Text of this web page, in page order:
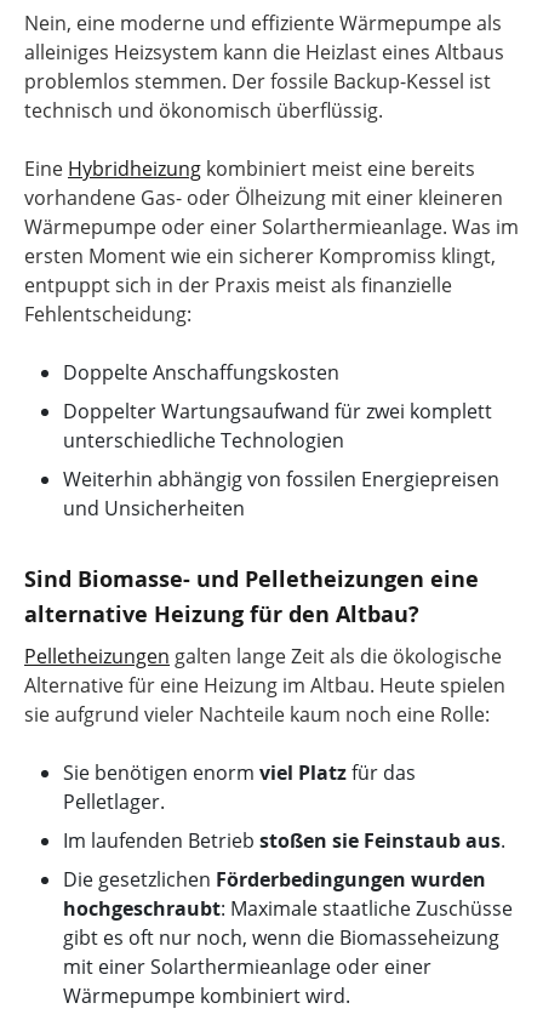
Nein, eine moderne und effiziente Wärmepumpe als
alleiniges Heizsystem kann die Heizlast eines Altbaus
problemlos stemmen. Der fossile Backup-Kessel ist
technisch und ökonomisch überflüssig.
Eine Hybridheizung kombiniert meist eine bereits
vorhandene Gas- oder Ölheizung mit einer kleineren
Wärmepumpe oder einer Solarthermieanlage. Was im
ersten Moment wie ein sicherer Kompromiss klingt,
entpuppt sich in der Praxis meist als finanzielle
Fehlentscheidung:
Doppelte Anschaffungskosten
Doppelter Wartungsaufwand für zwei komplett
unterschiedliche Technologien
Weiterhin abhängig von fossilen Energiepreisen
und Unsicherheiten
Sind Biomasse- und Pelletheizungen eine
alternative Heizung für den Altbau?
Pelletheizungen galten lange Zeit als die ökologische
Alternative für eine Heizung im Altbau. Heute spielen
sie aufgrund vieler Nachteile kaum noch eine Rolle:
Sie benötigen enorm viel Platzfür das
Pelletlager.
Im laufenden Betrieb stoßen sie Feinstaub aus.
Die gesetzlichen Förderbedingungen wurden
hochgeschraubt: Maximale staatliche Zuschüsse
gibt es oft nur noch, wenn die Biomasseheizung
mit einer Solarthermieanlage oder einer
Wärmepumpe kombiniert wird.